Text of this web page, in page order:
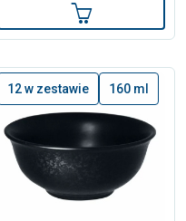
Dodaj do
12 w zestawie 160 ml